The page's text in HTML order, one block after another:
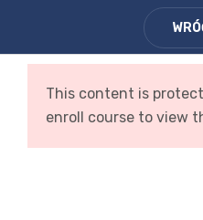
Zaloguj się /
This content is
enroll course to view